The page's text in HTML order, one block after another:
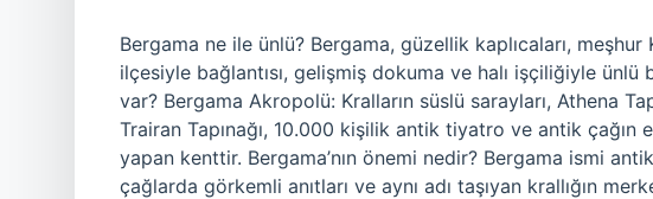
Bergama ne ile ünlü? Bergama, güzellik kaplıcaları, meşhur
ilçesiyle bağlantısı, gelişmiş dokuma ve halı işçiliğiyle
var? Bergama Akropolü: Kralların süslü sarayları, Athena
Trairan Tapınağı, 10.000 kişilik antik tiyatro ve antik çağın
yapan kenttir. Bergama’nın önemi nedir? Bergama ismi
çağlarda görkemli anıtları ve aynı adı taşıyan krallığın